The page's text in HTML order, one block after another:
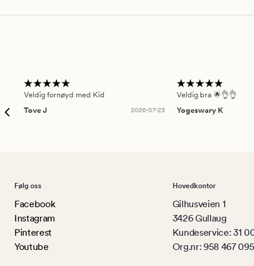
Veldig fornøyd med Kid
Tove J
2026-07-23
Veldig bra 🌟👌👌
Yogeswary K
Følg oss
Facebook
Instagram
Pinterest
Youtube
Hovedkontor
Gilhusveien 1
3426 Gullaug
Kundeservice: 31
Org.nr: 958 467